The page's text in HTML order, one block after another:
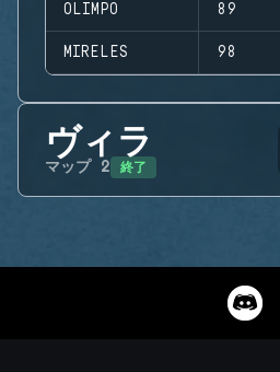
OLIMPO 89
MIRELES 98
ヴィラ
マップ 2 終了